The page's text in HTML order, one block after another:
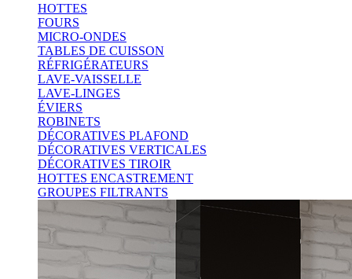
HOTTES
FOURS
MICRO-ONDES
TABLES DE CUISSON
RÉFRIGÉRATEURS
LAVE-VAISSELLE
LAVE-LINGES
ÉVIERS
ROBINETS
DÉCORATIVES PLAFOND
DÉCORATIVES VERTICALES
DÉCORATIVES TIROIR
HOTTES ENCASTREMENT
GROUPES FILTRANTS